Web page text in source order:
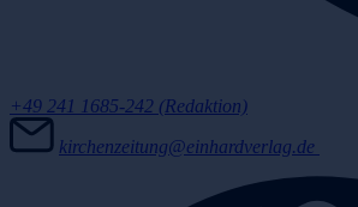
+49 241 1685-242 (Redaktion)
kirchenzeitung@einhardverlag.de